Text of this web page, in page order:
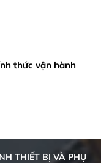
thức vận hành
THIẾT BỊ VÀ PHỤ